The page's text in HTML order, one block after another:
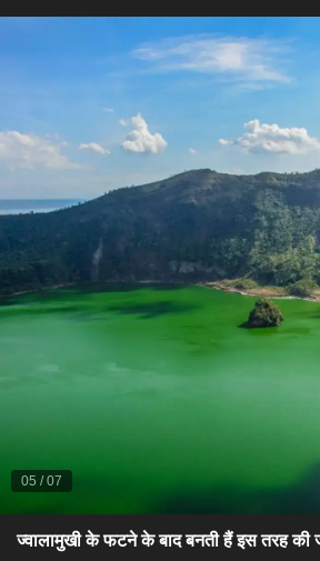
05 /07
ज्वालामुखी के फटने के बाद बनती हैं इस तरह की